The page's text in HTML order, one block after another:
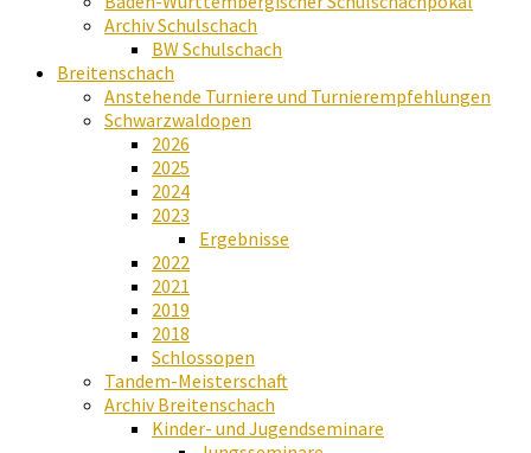
Archiv Schulschach
BW Schulschach
Breitenschach
Anstehende Turniere und Turnierempfehlungen
Schwarzwaldopen
2026
2025
2024
2023
Ergebnisse
2022
2021
2019
2018
Schlossopen
Tandem-Meisterschaft
Archiv Breitenschach
Kinder- und Jugendseminare